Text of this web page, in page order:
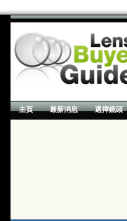
主頁 最新消息 選擇鏡頭